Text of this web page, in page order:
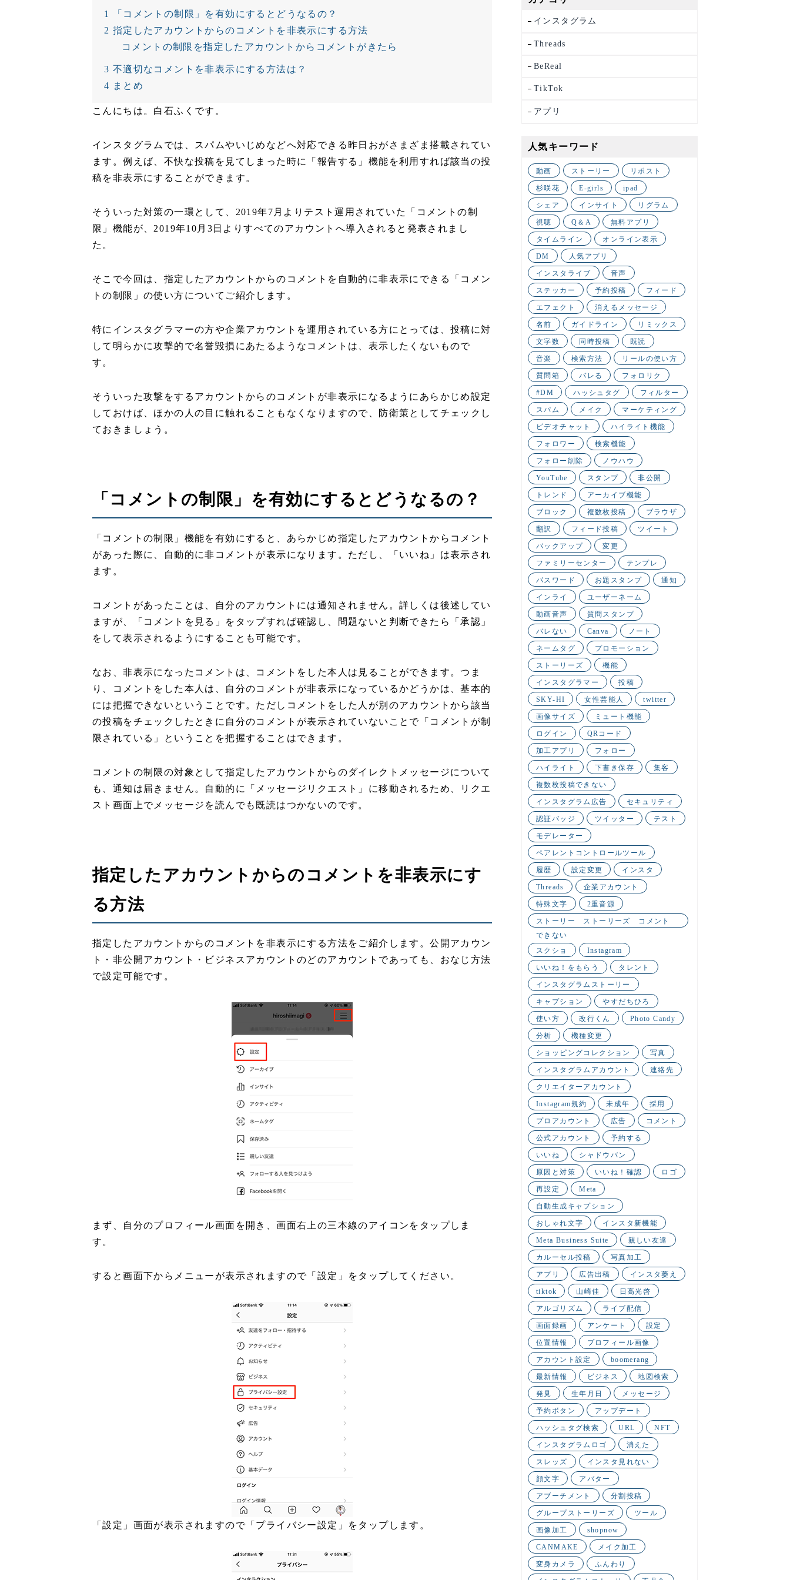
1
「コメントの制限」を有効にするとどうなるの？
2 指定したアカウントからのコメントを非表示にする方法
コメントの制限を指定したアカウントからコメントがきたら
3 不適切なコメントを非表示にする方法は？
4 まとめ
こんにちは。白石ふくです。
インスタグラムでは、スパムやいじめなどへ対応できる昨日おがさまざま搭載されてい
ます。例えば、不快な投稿を見てしまった時に「報告する」機能を利用すれば該当の投
稿を非表示にすることができます。
そういった対策の一環として、2019年7月よりテスト運用されていた「コメントの制
限」機能が、2019年10月3日よりすべてのアカウントへ導入されると発表されまし
た。
そこで今回は、指定したアカウントからのコメントを自動的に非表示にできる「コメン
トの制限」の使い方についてご紹介します。
特にインスタグラマーの方や企業アカウントを運用されている方にとっては、投稿に対
して明らかに攻撃的で名誉毀損にあたるようなコメントは、表示したくないもので
す。
そういった攻撃をするアカウントからのコメントが非表示になるようにあらかじめ設定
しておけば、ほかの人の目に触れることもなくなりますので、防衛策としてチェックし
ておきましょう。
「コメントの制限」を有効にするとどうなるの？
「コメントの制限」機能を有効にすると、あらかじめ指定したアカウントからコメント
があった際に、自動的に非コメントが表示になります。ただし、「いいね」は表示され
ます。
コメントがあったことは、自分のアカウントには通知されません。詳しくは後述してい
ますが、「コメントを見る」をタップすれば確認し、問題ないと判断できたら「承認」
をして表示されるようにすることも可能です。
なお、非表示になったコメントは、コメントをした本人は見ることができます。つま
り、コメントをした本人は、自分のコメントが非表示になっているかどうかは、基本的
には把握できないということです。ただしコメントをした人が別のアカウントから該当
の投稿をチェックしたときに自分のコメントが表示されていないことで「コメントが制
限されている」ということを把握することはできます。
コメントの制限の対象として指定したアカウントからのダイレクトメッセージについて
も、通知は届きません。自動的に「メッセージリクエスト」に移動されるため、リクエ
スト画面上でメッセージを読んでも既読はつかないのです。
指定したアカウントからのコメントを非表示にす
る方法
指定したアカウントからのコメントを非表示にする方法をご紹介します。公開アカウン
ト・非公開アカウント・ビジネスアカウントのどのアカウントであっても、おなじ方法
で設定可能です。
まず、自分のプロフィール画面を開き、画面右上の三本線のアイコンをタップしま
す。
すると画面下からメニューが表示されますので「設定」をタップしてください。
「設定」画面が表示されますので「プライバシー設定」をタップします。
インスタグラム
Threads
BeReal
TikTok
アプリ
人気キーワード
動画 ストーリー リポスト
杉咲花 E-girls ipad
シェア インサイト リグラム
視聴 Q＆A 無料アプリ
タイムライン オンライン表示
DM 人気アプリ
インスタライブ 音声
ステッカー 予約投稿 フィード
エフェクト 消えるメッセージ
名前 ガイドライン リミックス
文字数 同時投稿 既読
音楽 検索方法 リールの使い方
質問箱 バレる フォロリク
#DM ハッシュタグ フィルター
スパム メイク マーケティング
ビデオチャット ハイライト機能
フォロワー 検索機能
フォロー削除 ノウハウ
YouTube スタンプ 非公開
トレンド アーカイブ機能
ブロック 複数枚投稿 ブラウザ
翻訳 フィード投稿 ツイート
バックアップ 変更
ファミリーセンター テンプレ
パスワード お題スタンプ 通知
インライ ユーザーネーム
動画音声 質問スタンプ
バレない Canva ノート
ネームタグ プロモーション
ストーリーズ 機能
インスタグラマー 投稿
SKY-HI 女性芸能人 twitter
画像サイズ ミュート機能
ログイン QRコード
加工アプリ フォロー
ハイライト 下書き保存 集客
複数枚投稿できない
インスタグラム広告 セキュリティ
認証バッジ ツイッター テスト
モデレーター
ペアレントコントロールツール
履歴 設定変更 インスタ
Threads 企業アカウント
特殊文字 2重音源
ストーリー ストーリーズ コメント
できない
スクショ
Instagram
いいね！をもらう タレント
インスタグラムストーリー
キャプション やすだちひろ
使い方 改行くん Photo Candy
分析 機種変更
ショッピングコレクション 写真
インスタグラムアカウント 連絡先
クリエイターアカウント
Instagram規約 未成年 採用
プロアカウント 広告 コメント
公式アカウント 予約する
いいね シャドウバン
原因と対策 いいね！確認 ロゴ
再設定 Meta
自動生成キャプション
おしゃれ文字 インスタ新機能
Meta Business Suite 親しい友達
カルーセル投稿 写真加工
アプリ 広告出稿 インスタ萎え
tiktok 山崎佳 日高光啓
アルゴリズム ライブ配信
画面録画 アンケート 設定
位置情報 プロフィール画像
アカウント設定 boomerang
最新情報 ビジネス 地図検索
発見 生年月日 メッセージ
予約ボタン アップデート
ハッシュタグ検索 URL NFT
インスタグラムロゴ 消えた
スレッズ インスタ見れない
顔文字 アバター
アブーチメント 分割投稿
グループストーリーズ ツール
画像加工 shopnow
CANMAKE メイク加工
変身カメラ ふんわり